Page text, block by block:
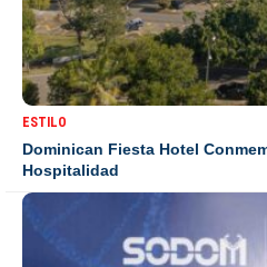
ESTILO
Dominican Fiesta Hotel
Hospitalidad